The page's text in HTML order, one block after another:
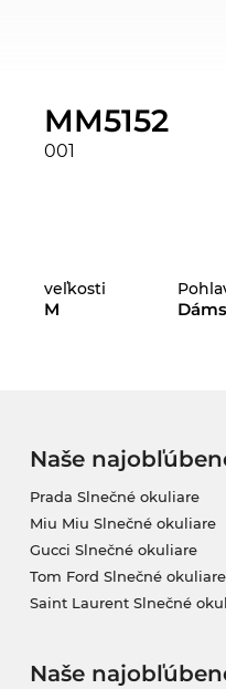
MM5152
001
veľkosti
M
Naše
Prada Slnečné okuliare
Miu Miu Slnečné okuliare
Gucci Slnečné okuliare
Tom Ford Slnečné okuliare
Saint Laurent Slnečné
Naše